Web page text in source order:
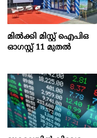
മില്‍ക്കി മിസ്റ്റ്‌ ഐപിഒ
ഓഗസ്റ്റ്‌ 11 മുതല്‍